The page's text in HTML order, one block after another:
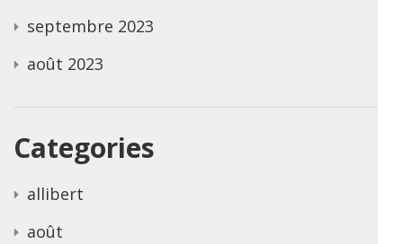
septembre 2023
août 2023
Categories
allibert
août